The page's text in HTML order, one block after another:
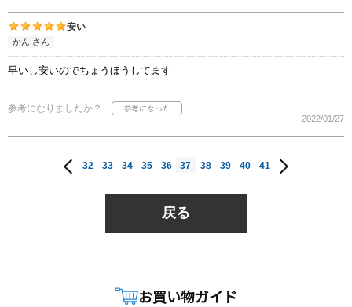
安い
かん さん
早いし安いのでちょうほうしてます
参考になりましたか？
2022/01/27
32 33 34 35 36 37 38 39 40 41
戻る
お買い物ガイド